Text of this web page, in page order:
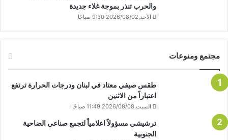
والحرب تنذر بموجة غلاء جديدة
الأحد,2026/08/02 9:30 صباحًا
مجتمع ومنوعات
طقس صيفي معتاد في لبنان ودرجات الحرارة ترتفع
اعتباراً من الاثنين
السبت,2026/08/08 11:49 صباحًا
ترشيشي مسؤولاً اعلامياً لتجمع صناعي الضاحية
الجنوبية